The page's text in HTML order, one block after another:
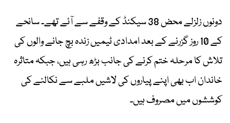
دونوں زلزلے محض 38 سیکنڈ کے وقفے سے آئے تھے۔ سانحے
کے 10 روز گزرنے کے بعد امدادی ٹیمیں زندہ بچ جانے والوں کی
تلاش کا مرحلہ ختم کرنے کی جانب بڑھ رہی ہیں، جبکہ متاثرہ
خاندان اب بھی اپنے پیاروں کی لاشیں ملبے سے نکالنے کی
کوششوں میں مصروف ہیں۔